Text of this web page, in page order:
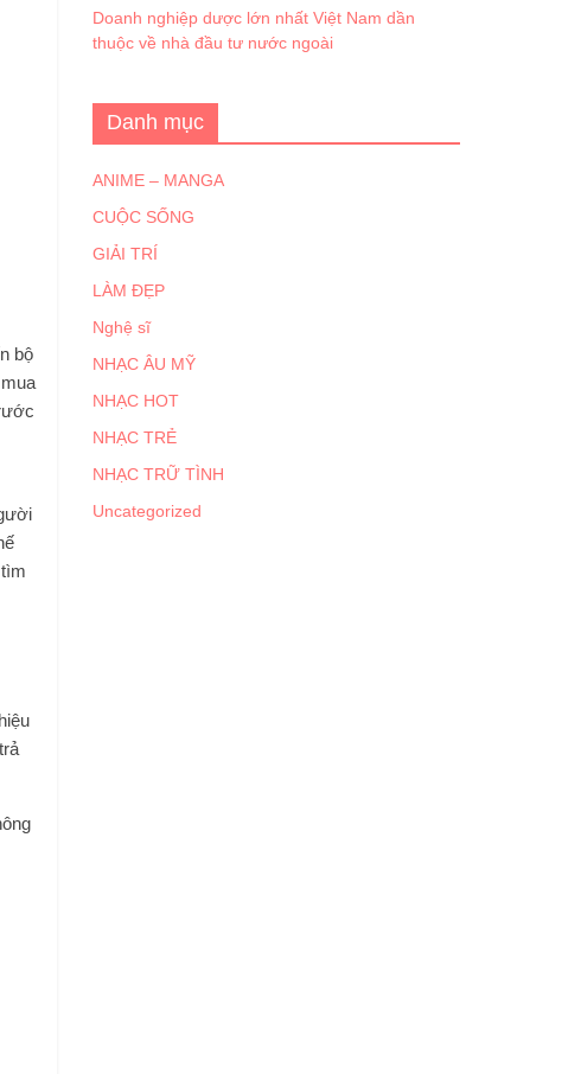
bộ
Doanh nghiệp dược lớn nhất Việt Nam dần
thuộc về nhà đầu tư nước ngoài
Danh mục
ANIME – MANGA
CUỘC SỐNG
GIẢI TRÍ
LÀM ĐẸP
Nghệ sĩ
NHẠC ÂU MỸ
NHẠC HOT
NHẠC TRẺ
NHẠC TRỮ TÌNH
Uncategorized